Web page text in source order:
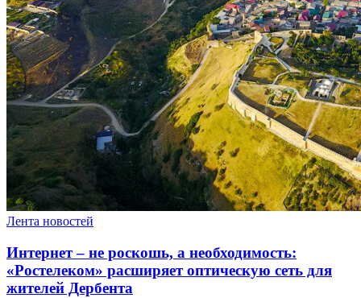
Лента новостей
Интернет – не роскошь, а необходимость:
«Ростелеком» расширяет оптическую сеть для
жителей Дербента